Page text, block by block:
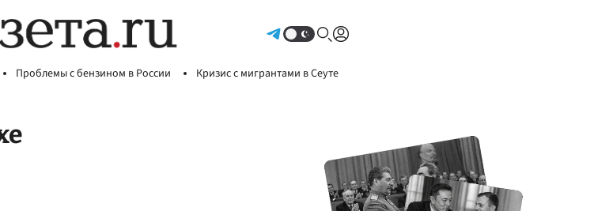
Проблемы с бензином в России Кризис с мигрантами в Сеуте